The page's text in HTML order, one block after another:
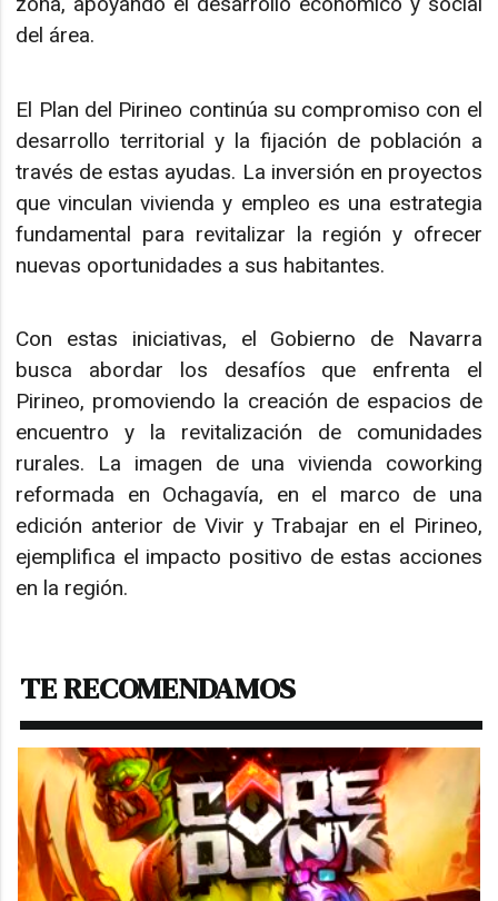
del área.
El Plan del Pirineo continúa su compromiso con el
desarrollo territorial y la fijación de población a
través de estas ayudas. La inversión en proyectos
que vinculan vivienda y empleo es una estrategia
fundamental para revitalizar la región y ofrecer
nuevas oportunidades a sus habitantes.
Con estas iniciativas, el Gobierno de Navarra
busca abordar los desafíos que enfrenta el
Pirineo, promoviendo la creación de espacios de
encuentro y la revitalización de comunidades
rurales. La imagen de una vivienda coworking
reformada en Ochagavía, en el marco de una
edición anterior de Vivir y Trabajar en el Pirineo,
ejemplifica el impacto positivo de estas acciones
en la región.
TE RECOMENDAMOS